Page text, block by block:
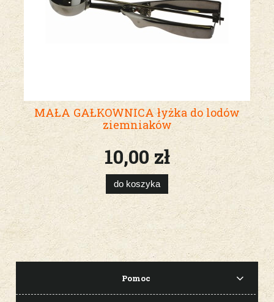
MAŁA GAŁKOWNICA łyżka do lodów
ziemniaków
10,00 zł
do koszyka
Pomoc